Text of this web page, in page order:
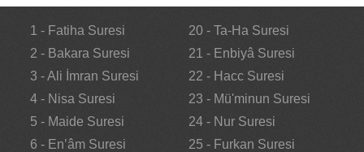
1 - Fatiha Suresi
2 - Bakara Suresi
3 - Ali İmran Suresi
4 - Nisa Suresi
5 - Maide Suresi
6 - En’âm Suresi
20 - Ta-Ha Suresi
21 - Enbiyâ Suresi
22 - Hacc Suresi
23 - Mü'minun Suresi
24 - Nur Suresi
25 - Furkan Suresi